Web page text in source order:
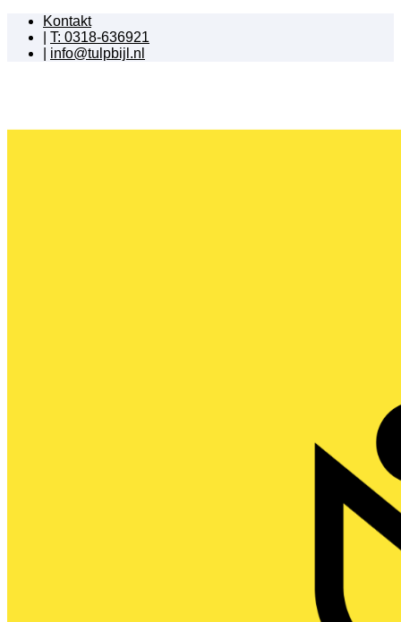
Kontakt
T: 0318-636921
info@tulpbijl.nl